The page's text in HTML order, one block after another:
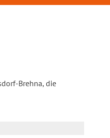
Brehna, die